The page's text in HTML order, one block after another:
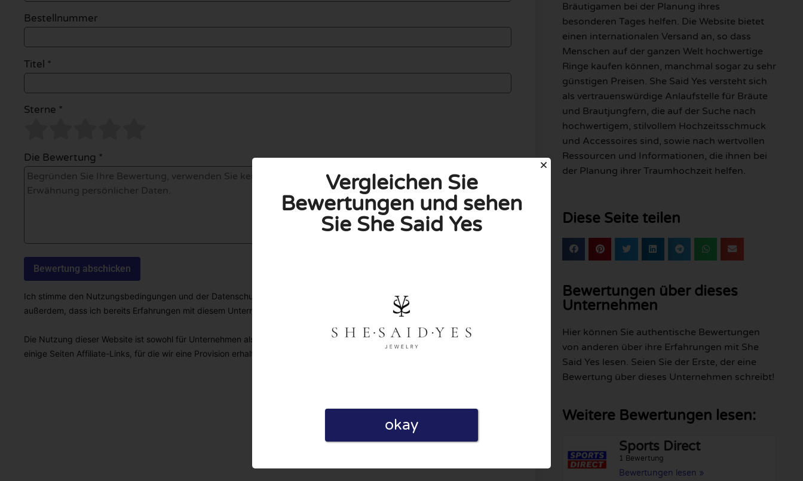
Bestellnummer
Titel *
Sterne *
Die Bewertung *
Ich stimme den Nutzungsbedingungen und der Datenschutzrichtlinie zu, indem ich diese Bewertung abgebe. Ich erkläre
außerdem, dass ich bereits Erfahrungen mit diesem Unternehmen gemacht habe.
Die Nutzung dieser Website ist sowohl für Unternehmen als auch für Nutzer völlig kostenlos. Aus diesem Grund enthalten
einige Seiten Affiliate-Links, für die wir eine Provision erhalten können.
Bräutigamen bei der Planung ihres
besonderen Tages helfen. Die Website bietet
einen internationalen Versand an, so dass
Menschen auf der ganzen Welt hochwertige
Ringe kaufen können, manchmal sogar zu sehr
günstigen Preisen. She Said Yes versteht sich
als vertrauenswürdige Anlaufstelle für Bräute
und Brautjungfern, die auf der Suche nach
hochwertigem, stilvollem Hochzeitsschmuck
und Accessoires sind, sowie nach wertvollen
Ressourcen und Informationen, die ihnen bei
der Planung ihrer Traumhochzeit helfen.
Diese Seite teilen
Bewertungen über dieses
Unternehmen
Hier können Sie authentische Bewertungen
von anderen über ihre Erfahrungen mit She
Said Yes lesen. Seien Sie der Erste, der eine
Bewertung über dieses Unternehmen schreibt!
Weitere Bewertungen lesen:
Sports Direct
1 Bewertung
Bewertungen lesen »
Vergleichen Sie
Bewertungen und sehen
Sie She Said Yes
okay